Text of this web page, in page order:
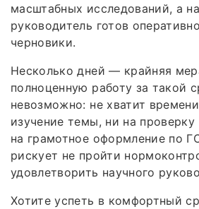
масштабных исследований, а
руководитель готов
черновики.
Несколько дней — крайняя
полноценную работу за такой
невозможно: не хватит
изучение темы, ни на проверку
на грамотное оформление по
рискует не пройти
удовлетворить научного
Хотите успеть в комфортный